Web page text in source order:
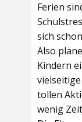
Ferien
sich
Also
Kindern
tollen
wenig